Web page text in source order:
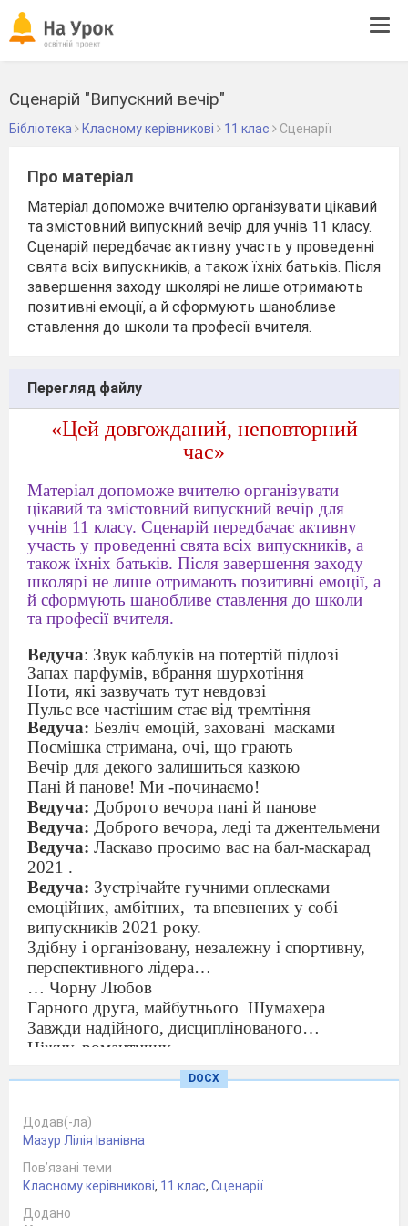
Сценарій "Випускний вечір"
Бібліотека Класному керівникові 11 клас Сценарії
Про матеріал
Матеріал допоможе вчителю організувати цікавий
та змістовний випускний вечір для учнів 11 класу.
Сценарій передбачає активну участь у проведенні
свята всіх випускників, а також їхніх батьків. Після
завершення заходу школярі не лише отримають
позитивні емоції, а й сформують шанобливе
ставлення до школи та професії вчителя.
Перегляд файлу
«Цей довгожданий, неповторний
час»
Матеріал допоможе вчителю організувати
цікавий та змістовний випускний вечір для
учнів 11 класу. Сценарій передбачає активну
участь у проведенні свята всіх випускників, а
також їхніх батьків. Після завершення заходу
школярі не лише отримають позитивні емоції, а
й сформують шанобливе ставлення до школи
та професії вчителя.
Ведуча: Звук каблуків на потертій підлозі
Запах парфумів, вбрання шурхотіння
Ноти, які зазвучать тут невдовзі
Пульс все частішим стає від тремтіння
Ведуча: Безліч емоцій, заховані масками
Посмішка стримана, очі, що грають
Вечір для декого залишиться казкою
Пані й панове! Ми -починаємо!
Ведуча: Доброго вечора пані й панове
Ведуча: Доброго вечора, леді та джентельмени
Ведуча: Ласкаво просимо вас на бал-маскарад
2021 .
Ведуча: Зустрічайте гучними оплесками
емоційних, амбітних, та впевнених у собі
випускників 2021 року.
Здібну і організовану, незалежну і спортивну,
перспективного лідера…
… Чорну Любов
Гарного друга, майбутнього Шумахера
Завжди надійного, дисциплінованого…
Ніжну, романтичну…
Витончену і чарівну…
Доброзичливого і привітного,
Цілеспрямовану і кмітливу…
Найбільш нерозкритого…
Надію українського спорту…
Працелюбну і наполегливу…
Харизматичного, його самоіронія допомагає з
DOCX
Додав(-ла)
Мазур Лілія Іванівна
Пов’язані теми
Класному керівникові, 11 клас, Сценарії
Додано